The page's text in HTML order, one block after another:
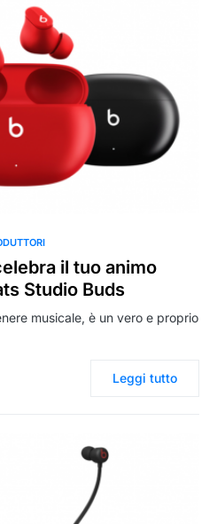
il tuo animo
Studio Buds
musicale, è un vero e proprio
Leggi tutto